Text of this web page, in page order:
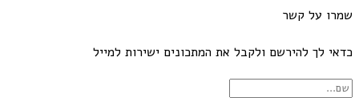
שמרו על קשר
כדאי לך להירשם ולקבל את המתכונים ישירות למייל